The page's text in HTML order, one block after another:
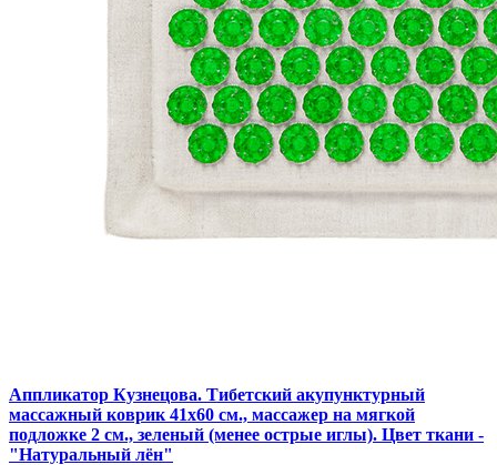
Аппликатор Кузнецова. Тибетский акупунктурный
массажный коврик 41х60 см., массажер на мягкой
подложке 2 см., зеленый (менее острые иглы). Цвет ткани -
"Натуральный лён"